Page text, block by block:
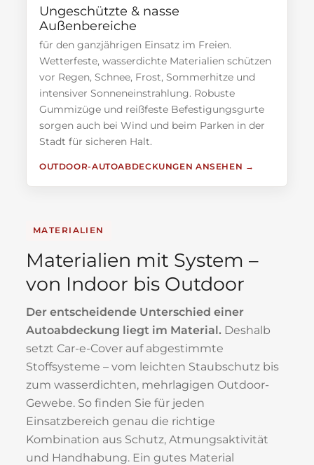
Ungeschützte & nasse
Außenbereiche
für den ganzjährigen Einsatz im Freien.
Wetterfeste, wasserdichte Materialien schützen
vor Regen, Schnee, Frost, Sommerhitze und
intensiver Sonneneinstrahlung. Robuste
Gummizüge und reißfeste Befestigungsgurte
sorgen auch bei Wind und beim Parken in der
Stadt für sicheren Halt.
OUTDOOR-AUTOABDECKUNGEN ANSEHEN
MATERIALIEN
Materialien mit System –
von Indoor bis Outdoor
Der entscheidende Unterschied einer
Autoabdeckung liegt im Material. Deshalb
setzt Car-e-Cover auf abgestimmte
Stoffsysteme – vom leichten Staubschutz bis
zum wasserdichten, mehrlagigen Outdoor-
Gewebe. So finden Sie für jeden
Einsatzbereich genau die richtige
Kombination aus Schutz, Atmungsaktivität
und Handhabung. Ein gutes Material